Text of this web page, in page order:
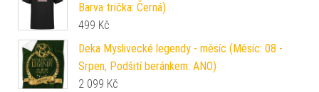
Barva trička: Černá)
499 Kč
Deka Myslivecké legendy - měsíc (Měsíc: 08 -
Srpen, Podšití beránkem: ANO)
2 099 Kč